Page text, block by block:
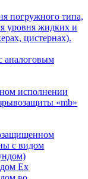
погружного типа,
уровня жидких и
цистернах).
аналоговым
исполнении
«mb»
с видом
Ех